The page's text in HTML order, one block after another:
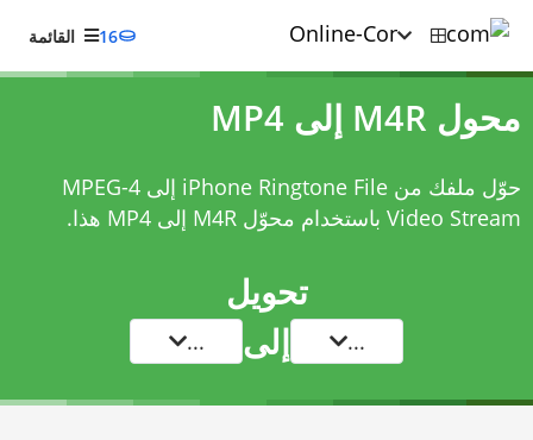
16 القائمة
محول M4R إلى MP4
حوّل ملفك من iPhone Ringtone File إلى MPEG-4
Video Stream باستخدام
محوّل M4R إلى MP4 هذا.
تحويل
... إلى ...